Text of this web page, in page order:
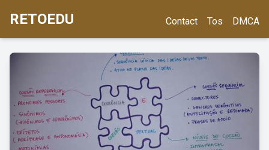
RETOEDU Contact Tos DMCA